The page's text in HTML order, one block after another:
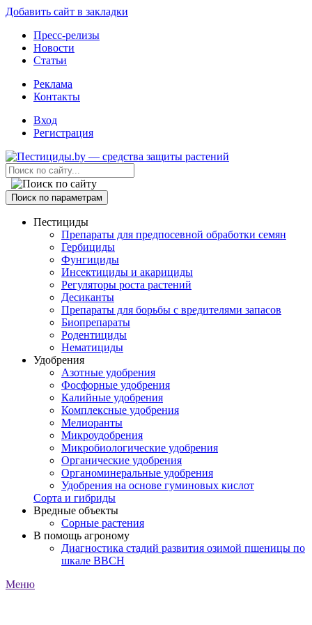
Добавить сайт в закладки
Пресс-релизы
Новости
Статьи
Реклама
Контакты
Вход
Регистрация
Поиск по параметрам
Пестициды
Препараты для предпосевной обработки семян
Гербициды
Фунгициды
Инсектициды и акарициды
Регуляторы роста растений
Десиканты
Препараты для борьбы с вредителями запасов
Биопрепараты
Родентициды
Нематициды
Удобрения
Азотные удобрения
Фосфорные удобрения
Калийные удобрения
Комплексные удобрения
Мелиоранты
Микроудобрения
Микробиологические удобрения
Органические удобрения
Органоминеральные удобрения
Удобрения на основе гуминовых кислот
Сорта и гибриды
Вредные объекты
Сорные растения
В помощь агроному
Диагностика стадий развития озимой пшеницы по
шкале ВВСН
Меню